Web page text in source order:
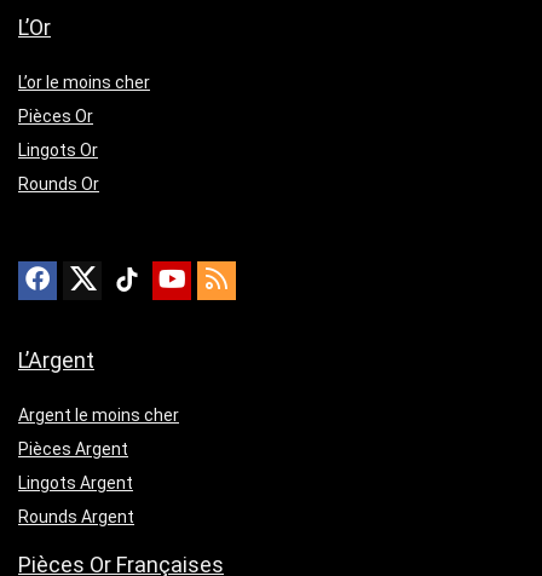
L’Or
L’or le moins cher
Pièces Or
Lingots Or
Rounds Or
L’Argent
Argent le moins cher
Pièces Argent
Lingots Argent
Rounds Argent
Pièces Or Françaises